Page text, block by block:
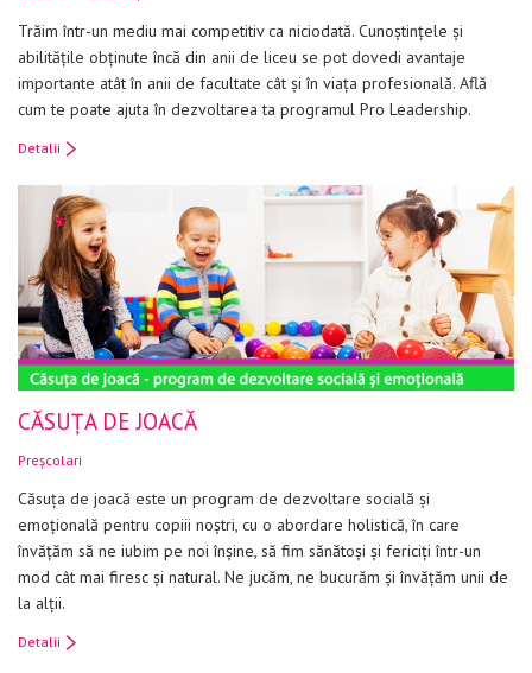
Trăim într-un mediu mai competitiv ca niciodată. Cunoștințele și
abilitățile obținute încă din anii de liceu se pot dovedi avantaje
importante atât în anii de facultate cât și în viața profesională. Află
cum te poate ajuta în dezvoltarea ta programul Pro Leadership.
Detalii
CĂSUȚA DE JOACĂ
Preșcolari
Căsuța de joacă este un program de dezvoltare socială și
emoțională pentru copiii noștri, cu o abordare holistică, în care
învățăm să ne iubim pe noi înșine, să fim sănătoși și fericiți într-un
mod cât mai firesc și natural. Ne jucăm, ne bucurăm și învățăm unii de
la alții.
Detalii